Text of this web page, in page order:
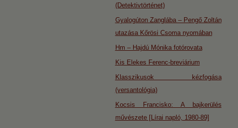
(Detektivtörténet)
Gyalogúton Zanglába – Pengő Zoltán
utazása Kőrösi Csoma nyomában
Hm – Hajdú Mónika fotórovata
Kis Elekes Ferenc-breviárium
Klasszikusok kézfogása
(versantológia)
Kocsis Francisko: A bajkerülés
művészete [Lírai napló, 1980-89]